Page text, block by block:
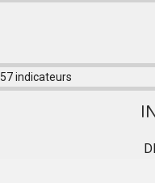
57 indicateurs